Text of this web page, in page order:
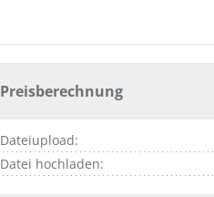
Preisberechnung
Dateiupload:
Datei hochladen: